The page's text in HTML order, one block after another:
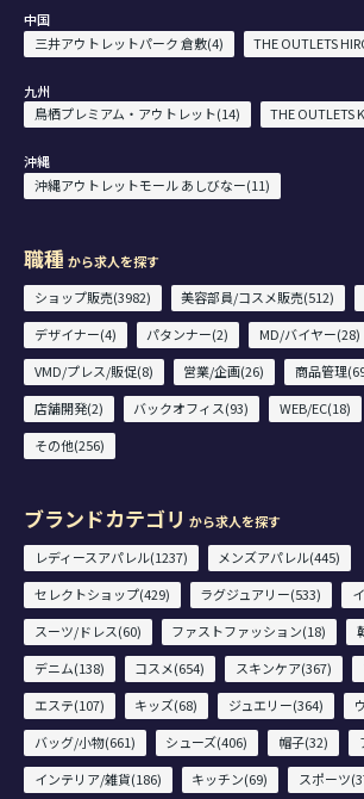
中国
三井アウトレットパーク 倉敷(4)
THE OUTLETS
九州
鳥栖プレミアム・アウトレット(14)
THE OUTLETS
沖縄
沖縄アウトレットモール あしびなー(11)
職種 から求人を探す
ショップ販売(3982)
美容部員/コスメ販売(512)
デザイナー(4)
パタンナー(2)
MD/バイヤー(28)
VMD/プレス/販促(8)
営業/企画(26) 商品管理
店舗開発(2)
バックオフィス(93) WEB/EC(18)
その他(256)
ブランドカテゴリ から求人を探す
レディースアパレル(1237)
メンズアパレル(445)
セレクトショップ(429)
ラグジュアリー(533)
スーツ/ドレス(60)
ファストファッション(18)
デニム(138)
コスメ(654) スキンケア(367)
エステ(107)
キッズ(68) ジュエリー(364)
バッグ/小物(661)
シューズ(406) 帽子(32)
インテリア/雑貨(186)
キッチン(69)
スポーツ